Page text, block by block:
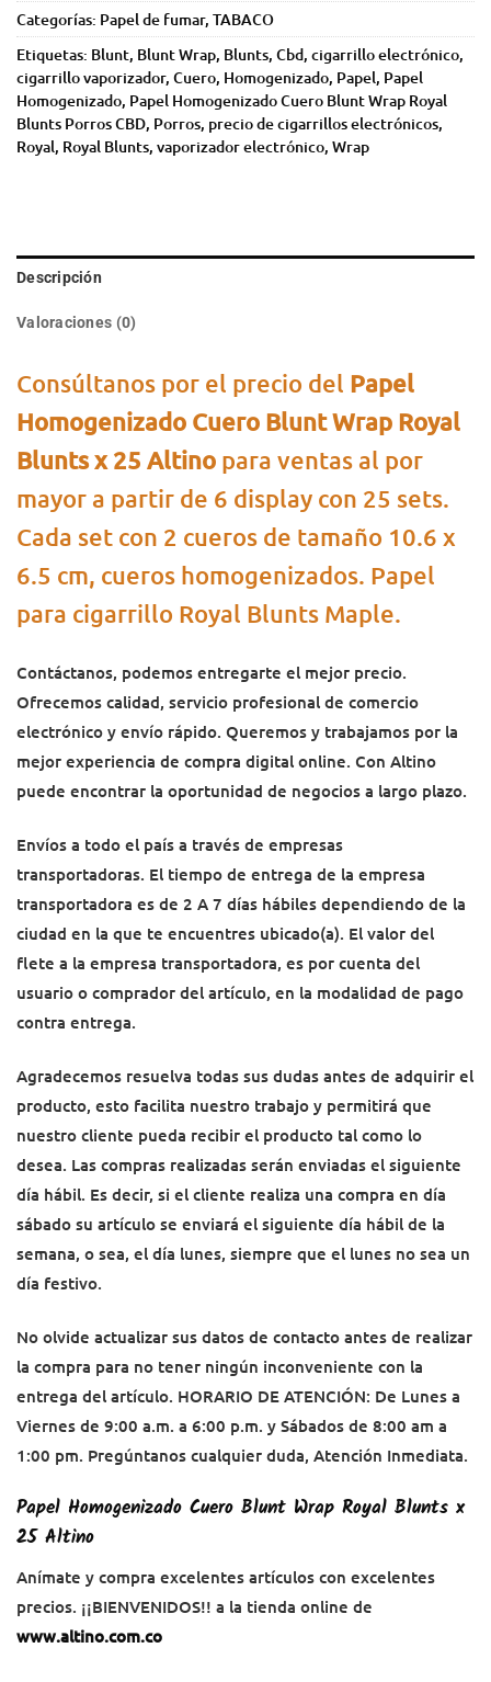
Categorías: Papel de fumar, TABACO
Etiquetas: Blunt, Blunt Wrap, Blunts, Cbd, cigarrillo electrónico,
cigarrillo vaporizador, Cuero, Homogenizado, Papel, Papel
Homogenizado, Papel Homogenizado Cuero Blunt Wrap Royal
Blunts Porros CBD, Porros, precio de cigarrillos electrónicos,
Royal, Royal Blunts, vaporizador electrónico, Wrap
Descripción
Valoraciones (0)
Consúltanos por el precio del Papel
Homogenizado Cuero Blunt Wrap Royal
Blunts x 25 Altino para ventas al por
mayor a partir de 6 display con 25 sets.
Cada set con 2 cueros de tamaño 10.6 x
6.5 cm, cueros homogenizados. Papel
para cigarrillo Royal Blunts Maple.
Contáctanos, podemos entregarte el mejor precio.
Ofrecemos calidad, servicio profesional de comercio
electrónico y envío rápido. Queremos y trabajamos por la
mejor experiencia de compra digital online. Con Altino
puede encontrar la oportunidad de negocios a largo plazo.
Envíos a todo el país a través de empresas
transportadoras. El tiempo de entrega de la empresa
transportadora es de 2 A 7 días hábiles dependiendo de la
ciudad en la que te encuentres ubicado(a). El valor del
flete a la empresa transportadora, es por cuenta del
usuario o comprador del artículo, en la modalidad de pago
contra entrega.
Agradecemos resuelva todas sus dudas antes de adquirir el
producto, esto facilita nuestro trabajo y permitirá que
nuestro cliente pueda recibir el producto tal como lo
desea. Las compras realizadas serán enviadas el siguiente
día hábil. Es decir, si el cliente realiza una compra en día
sábado su artículo se enviará el siguiente día hábil de la
semana, o sea, el día lunes, siempre que el lunes no sea un
día festivo.
No olvide actualizar sus datos de contacto antes de realizar
la compra para no tener ningún inconveniente con la
entrega del artículo. HORARIO DE ATENCIÓN: De Lunes a
Viernes de 9:00 a.m. a 6:00 p.m. y Sábados de 8:00 am a
1:00 pm. Pregúntanos cualquier duda, Atención Inmediata.
Papel Homogenizado Cuero Blunt Wrap Royal Blunts x
25 Altino
Anímate y compra excelentes artículos con excelentes
precios. ¡¡BIENVENIDOS!! a la tienda online de
www.altino.com.co